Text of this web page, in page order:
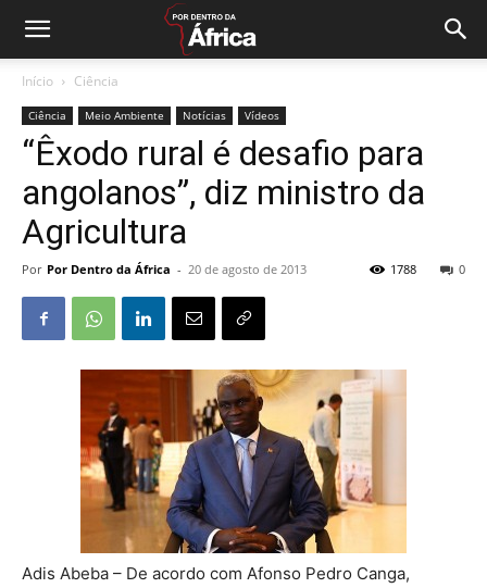
Início Ciência
Ciência Meio Ambiente Notícias Vídeos
“Êxodo rural é desafio para
angolanos”, diz ministro da
Agricultura
Por Por Dentro da África - 20 de agosto de 2013 0
1788
Adis Abeba – De acordo com Afonso Pedro Canga,